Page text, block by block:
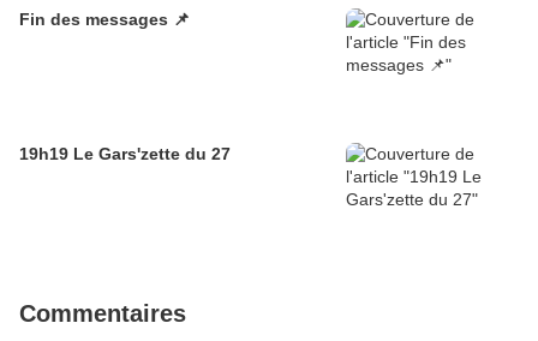
Fin des messages 📌
19h19 Le Gars'zette du 27
Commentaires